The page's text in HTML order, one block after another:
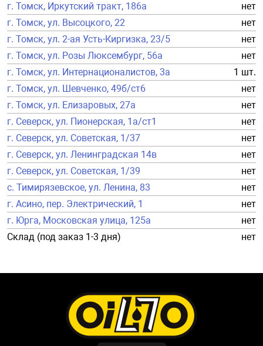
г. Томск, Иркутский тракт, 186а
нет
г. Томск, ул. Высоцкого, 22
нет
г. Томск, ул. 2-ая Усть-Киргизка, 23/5
нет
г. Томск, ул. Розы Люксембург, 56а
нет
г. Томск, ул. Интернационалистов, 3а
1 шт.
г. Томск, ул. Шевченко, 49б/ст6
нет
г. Томск, ул. Елизаровых, 27а
нет
г. Северск, ул. Пионерская, 1а/ст1
нет
г. Северск, ул. Советская, 1/37
нет
г. Северск, ул. Ленинградская 14в
нет
г. Северск, ул. Советская, 1/39
нет
с. Тимирязевское, ул. Ленина, 83
нет
г. Асино, пер. Электрический, 1
нет
г. Юрга, Московская улица, 125а
нет
Склад (под заказ 1-3 дня)
нет